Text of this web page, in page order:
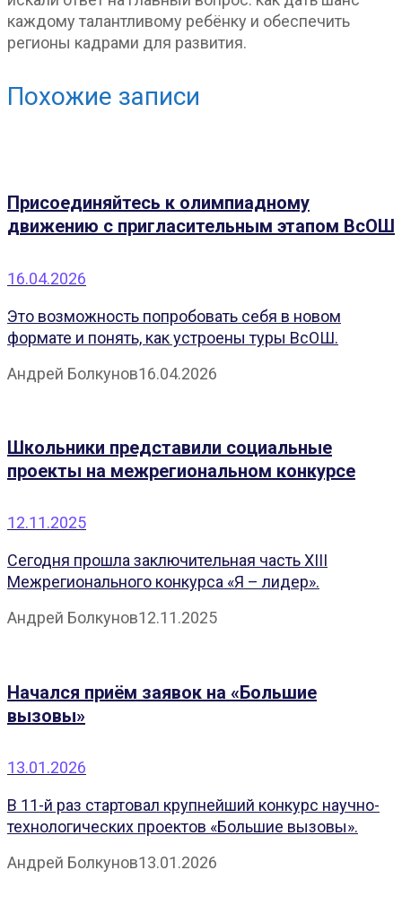
каждому талантливому ребёнку и обеспечить
регионы кадрами для развития.
Похожие записи
Присоединяйтесь к олимпиадному
движению с пригласительным этапом ВсОШ
16.04.2026
Это возможность попробовать себя в новом
формате и понять, как устроены туры ВсОШ.
Андрей Болкунов16.04.2026
Школьники представили социальные
проекты на межрегиональном конкурсе
12.11.2025
Сегодня прошла заключительная часть XIII
Межрегионального конкурса «Я – лидер».
Андрей Болкунов12.11.2025
Начался приём заявок на «Большие
вызовы»
13.01.2026
В 11-й раз стартовал крупнейший конкурс научно-
технологических проектов «Большие вызовы».
Андрей Болкунов13.01.2026